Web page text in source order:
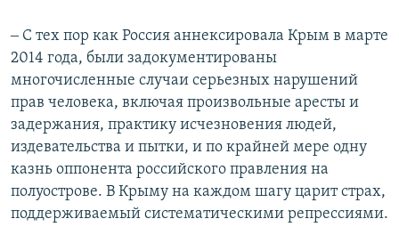
‒ С тех пор как Россия аннексировала Крым в марте
2014 года, были задокументированы
многочисленные случаи серьезных нарушений
прав человека, включая произвольные аресты и
задержания, практику исчезновения людей,
издевательства и пытки, и по крайней мере одну
казнь оппонента российского правления на
полуострове. В Крыму на каждом шагу царит страх,
поддерживаемый систематическими репрессиями.